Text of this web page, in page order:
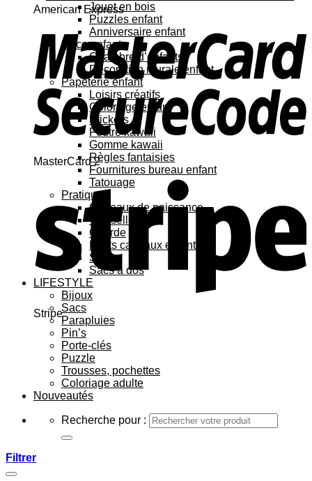
American Express
MasterCard 2
Stripe
Jouet en bois
Puzzles enfant
Anniversaire enfant
Déco enfant
Chambre d’enfants
Décoration murale enfant
Papeterie enfant
Loisirs créatifs
Coloriage enfant
Stickers
Feutre kawaii
Gomme kawaii
Règles fantaisies
Fournitures bureau enfant
Tatouage
Pratique
Cadeaux de naissance
Vaisselle
Gourde
Petits cadeaux enfant
Sacs
Sacs à dos
LIFESTYLE
Bijoux
Sacs
Parapluies
Pin’s
Porte-clés
Puzzle
Trousses, pochettes
Coloriage adulte
Nouveautés
Recherche pour :
Filtrer